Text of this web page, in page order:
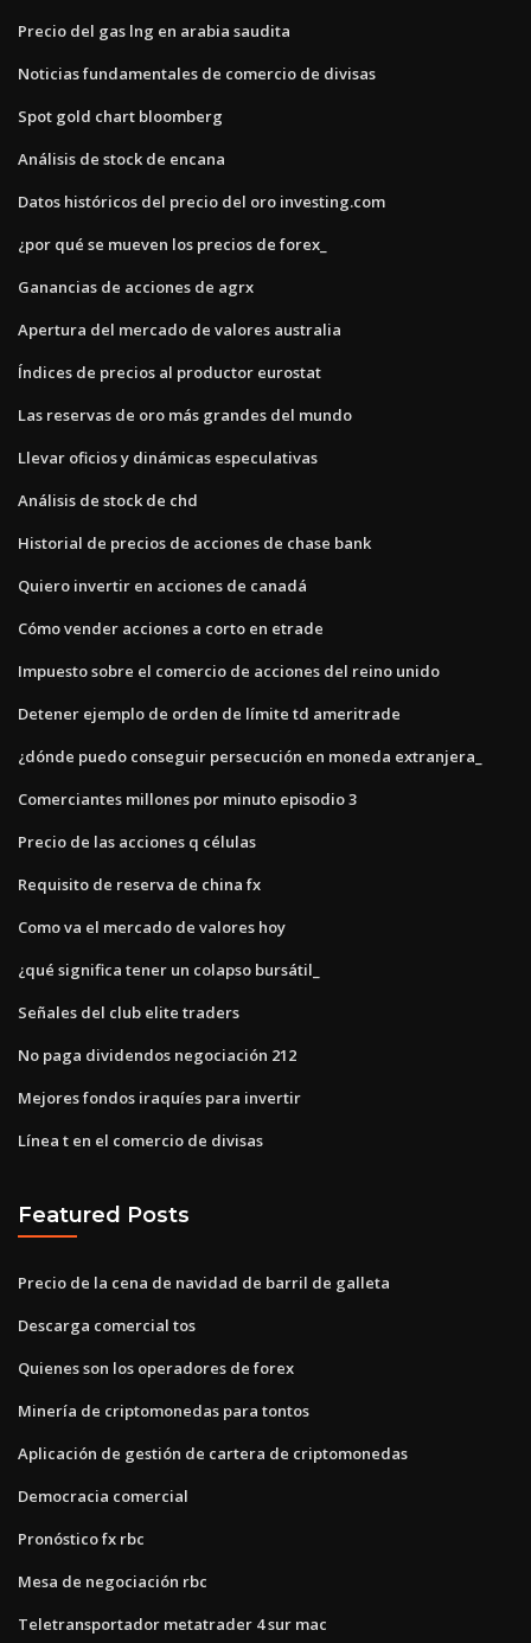
Precio del gas lng en arabia saudita
Noticias fundamentales de comercio de divisas
Spot gold chart bloomberg
Análisis de stock de encana
Datos históricos del precio del oro investing.com
¿por qué se mueven los precios de forex_
Ganancias de acciones de agrx
Apertura del mercado de valores australia
Índices de precios al productor eurostat
Las reservas de oro más grandes del mundo
Llevar oficios y dinámicas especulativas
Análisis de stock de chd
Historial de precios de acciones de chase bank
Quiero invertir en acciones de canadá
Cómo vender acciones a corto en etrade
Impuesto sobre el comercio de acciones del reino unido
Detener ejemplo de orden de límite td ameritrade
¿dónde puedo conseguir persecución en moneda extranjera_
Comerciantes millones por minuto episodio 3
Precio de las acciones q células
Requisito de reserva de china fx
Como va el mercado de valores hoy
¿qué significa tener un colapso bursátil_
Señales del club elite traders
No paga dividendos negociación 212
Mejores fondos iraquíes para invertir
Línea t en el comercio de divisas
Featured Posts
Precio de la cena de navidad de barril de galleta
Descarga comercial tos
Quienes son los operadores de forex
Minería de criptomonedas para tontos
Aplicación de gestión de cartera de criptomonedas
Democracia comercial
Pronóstico fx rbc
Mesa de negociación rbc
Teletransportador metatrader 4 sur mac